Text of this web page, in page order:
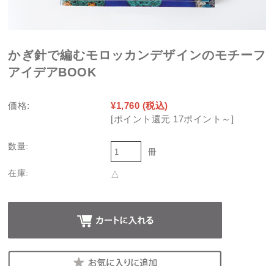
かぎ針で編むモロッカンデザインのモチーフ
アイデアBOOK
価格: ¥1,760 (税込)
[ポイント還元 17ポイント～]
数量:
冊
在庫: △